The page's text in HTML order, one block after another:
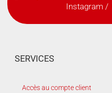
Instagram /
SERVICES
Accès au compte client